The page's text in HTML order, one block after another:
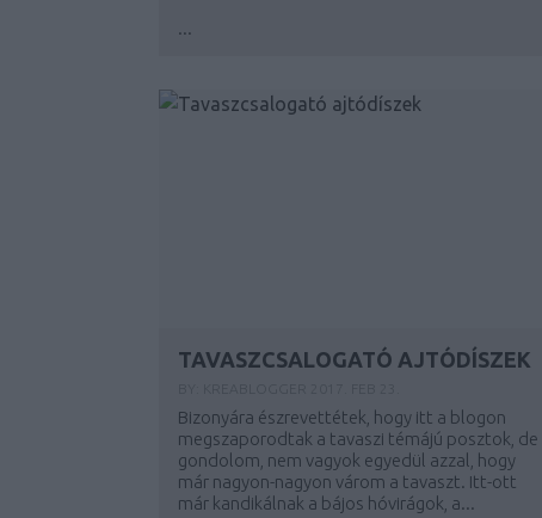
...
TAVASZCSALOGATÓ AJTÓDÍSZEK
Bizonyára észrevettétek, hogy itt a blogon
megszaporodtak a tavaszi témájú posztok, de
gondolom, nem vagyok egyedül azzal, hogy
már nagyon-nagyon várom a tavaszt. Itt-ott
már kandikálnak a bájos hóvirágok, a...